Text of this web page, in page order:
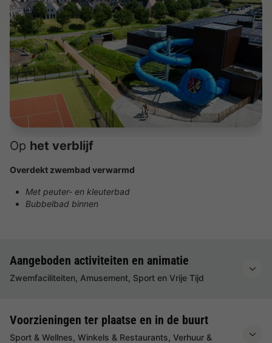
Op het verblijf
Overdekt zwembad verwarmd
Met peuter- en kleuterbad
Bubbelbad binnen
Aangeboden activiteiten en animatie
Zwemfaciliteiten, Amusement, Sport en Vrije Tijd
Voorzieningen ter plaatse en in de buurt
Sport & Wellnes, Winkels & Restaurants, Verhuur &